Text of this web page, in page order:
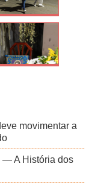
movimentar a
— A História dos